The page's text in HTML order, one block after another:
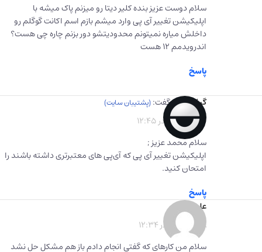
سلام دوست عزیز بنده کلیر دیتا رو میزنم پاک میشه با
اپلیکیشن تغییر آی پی وارد میشم بازم اسم اکانت گوگلم رو
داخلش میاره نمیتونم محدودیتشو دور بزنم چاره چی هست؟
اندرویدمم ۱۲ هست
پاسخ
گیفت برگ گفت:
1401-06-26 در 12:45
سلام محمد عزیز ;
اپلیکیشن تغییر آی پی که آی‌پی های معتبرتری داشته باشند را
امتحان کنید.
پاسخ
علی
گفت:
1401-09-08 در 12:34
سلام من کارهای که گفتی انجام دادم باز هم مشکل حل نشد